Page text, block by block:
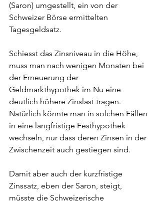
(Saron) umgestellt, ein von der
Schweizer Börse ermittelten
Tagesgeldsatz.
Schiesst das Zinsniveau in die Höhe,
muss man nach wenigen Monaten bei
der Erneuerung der
Geldmarkthypothek im Nu eine
deutlich höhere Zinslast tragen.
Natürlich könnte man in solchen Fällen
in eine langfristige Festhypothek
wechseln, nur dass deren Zinsen in der
Zwischenzeit auch gestiegen sind.
Damit aber auch der kurzfristige
Zinssatz, eben der Saron, steigt,
müsste die Schweizerische